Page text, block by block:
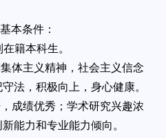
本条件：
籍本科生。
体主义精神，社会主义信念
法，积极向上，身心健康。
成绩优秀；学术研究兴趣浓
能力和专业能力倾向。